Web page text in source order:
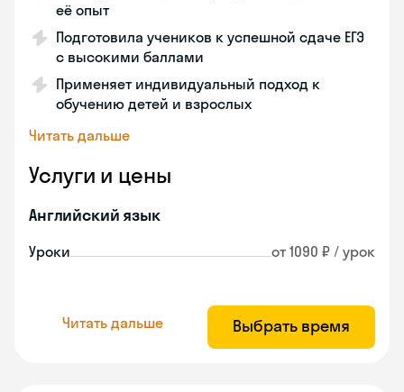
её опыт
Подготовила учеников к успешной сдаче ЕГЭ
с высокими баллами
Применяет индивидуальный подход к
обучению детей и взрослых
Читать дальше
Услуги и цены
Английский язык
Уроки от 1090 ₽ / урок
Читать дальше Выбрать время